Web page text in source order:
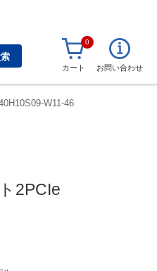
0
カート お問い合わせ
W11-46
2PCIe